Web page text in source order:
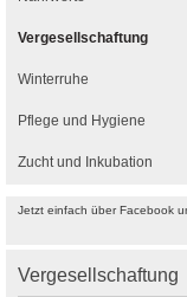
Jetzt einfach über Facebook
Vergesellschaftung
Vergesellschaftung
Winterruhe
Pflege und Hygiene
Zucht und Inkubation